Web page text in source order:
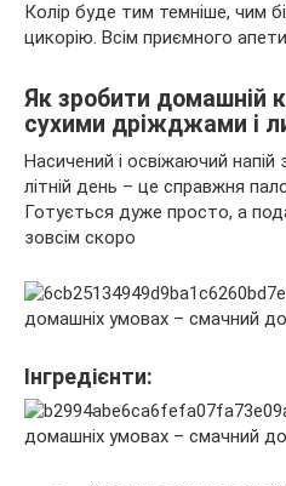
Колір буде тим темніше, чим
цикорію. Всім приємного
Як зробити домашній
сухими дріжджами і
Насичений і освіжаючий
літній день – це справжня
Готується дуже просто, а
зовсім скоро
Інгредієнти: